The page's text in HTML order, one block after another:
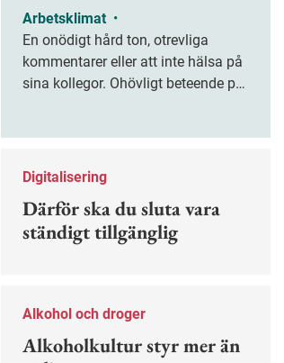
Arbetsklimat •
En onödigt hård ton, otrevliga
kommentarer eller att inte hälsa på
sina kollegor. Ohövligt beteende på
förebygga ohövligt beteende på
Digitalisering
Därför ska du sluta vara
ständigt tillgänglig
Alkohol och droger
Alkoholkultur styr mer än